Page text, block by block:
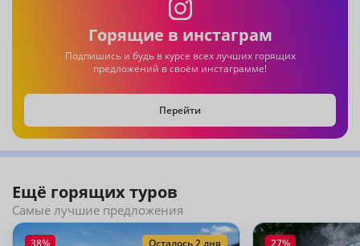
PEARL RIVER GARDEN RESORT 4 *-1235$
Отель удачно расположен рядом с кафе и магазинами,внутри отеля
расположен филиал клиники "Горизонт"
HUAYU RESORT & SPA YALONGBAY SANYA 5 *-1422$
удачное расположение в бухте Ялуньвань,рядом Shopping Village, где
расположены кафе ,караоке,магазины. В 10 минутах пешком-китайская
NARADA RESORT & SPA 5 *-1500$
красивый отель,оформлен в балийском стиле.
Горящие в инстаграм
Подпишись и будь в курсе всех лучших горящих
предложений в своём инстаграмме!
Перейти
Ещё горящих туров
Самые лучшие предложения
38% Осталось 2 дня 27%